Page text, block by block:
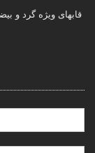
قابهاى ويژه گرد و